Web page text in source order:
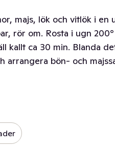
majs, lök och vitlök i
rör om. Rosta i ugn
kallt ca 30 min. Blanda
arrangera bön- och